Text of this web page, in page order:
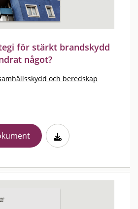
för stärkt brandskydd
något?
och beredskap